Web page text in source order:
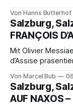
Münster der
wohl auch eine
Varieté kommt.
Von Hanns Butterhof
Salzburg,
FRANÇOIS
Mit Olivier
d’Assise
eine
die komplexe
Franziskus.
Von Marcel Bub
Salzburg,
AUF NAXOS